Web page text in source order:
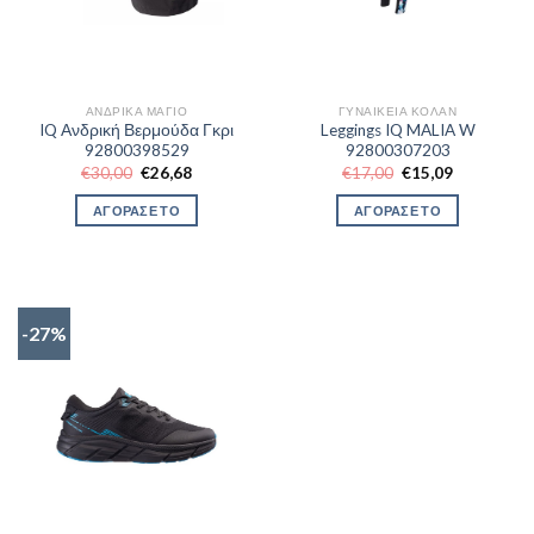
ΑΝΔΡΙΚΆ ΜΑΓΙΌ
IQ Ανδρική Βερμούδα Γκρι
92800398529
€30,00 Original
price
was:
€30,00.
€26,68Η
τιμή
ΑΓΟΡΑΣΕ ΤΟ
ΓΥΝΑΙΚΕΊΑ ΚΟΛΆΝ
Leggings IQ MALIA W
92800307203
€17,00 Original
price
was:
€17,00.
€15,09Η
τιμή
ΑΓΟΡΑΣΕ ΤΟ
-27%